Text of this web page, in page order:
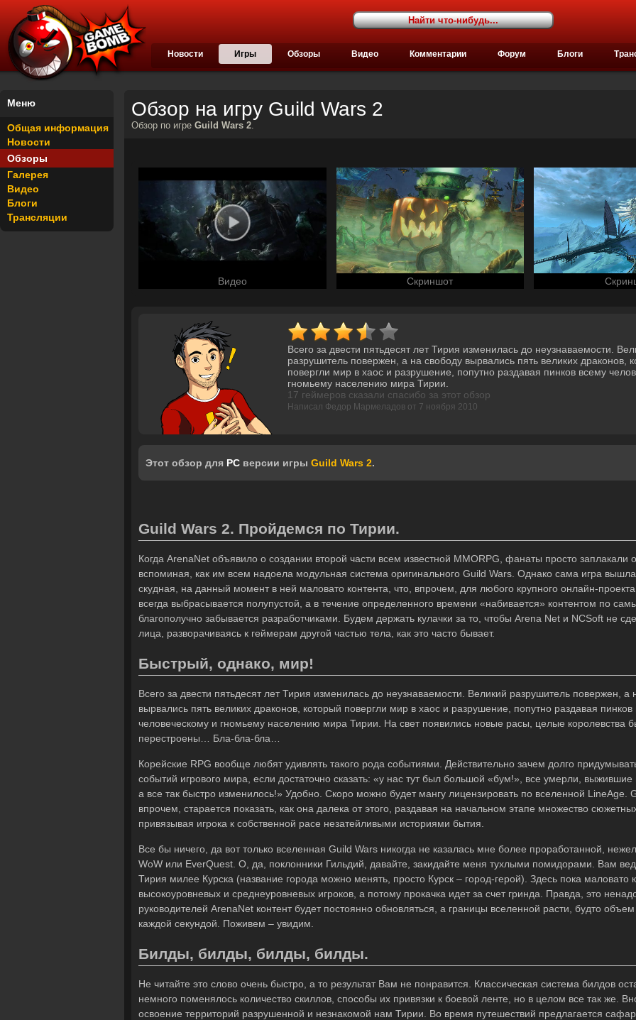
Новости Игры Обзоры Видео Комментарии Форум Блоги
Меню
Общая информация
Новости
Обзоры
Галерея
Видео
Блоги
Трансляции
Обзор на игру Guild Wars 2
Обзор по игре Guild Wars 2.
Видео Скриншот
Всего за двести пятьдесят лет Тирия изменилась до неузнаваемости.
разрушитель повержен, а на свободу вырвались пять великих драконов,
повергли мир в хаос и разрушение, попутно раздавая пинков всему
гномьему населению мира Тирии.
17 геймеров сказали спасибо за этот обзор
Написал Федор Мармеладов от 7 ноября 2010
Этот обзор для PC версии игры Guild Wars 2.
Guild Wars 2. Пройдемся по Тирии.
Когда ArenaNet объявило о создании второй части всем известной MMORPG, фанаты просто заплакали
вспоминая, как им всем надоела модульная система оригинального Guild Wars. Однако сама игра
скудная, на данный момент в ней маловато контента, что, впрочем, для любого крупного онлайн-
всегда выбрасывается полупустой, а в течение определенного времени «набивается» контентом по
благополучно забывается разработчиками. Будем держать кулачки за то, чтобы Arena Net и NCSoft не
лица, разворачиваясь к геймерам другой частью тела, как это часто бывает.
Быстрый, однако, мир!
Всего за двести пятьдесят лет Тирия изменилась до неузнаваемости. Великий разрушитель повержен, а
вырвались пять великих драконов, который повергли мир в хаос и разрушение, попутно раздавая пинков
человеческому и гномьему населению мира Тирии. На свет появились новые расы, целые королевства
перестроены… Бла-бла-бла…
Корейские RPG вообще любят удивлять такого рода событиями. Действительно зачем долго
событий игрового мира, если достаточно сказать: «у нас тут был большой «бум!», все умерли,
а все так быстро изменилось!» Удобно. Скоро можно будет мангу лицензировать по вселенной LineAge.
впрочем, старается показать, как она далека от этого, раздавая на начальном этапе множество
привязывая игрока к собственной расе незатейливыми историями бытия.
Все бы ничего, да вот только вселенная Guild Wars никогда не казалась мне более проработанной,
WoW или EverQuest. О, да, поклонники Гильдий, давайте, закидайте меня тухлыми помидорами. Вам
Тирия милее Курска (название города можно менять, просто Курск – город-герой). Здесь пока маловато
высокоуровневых и среднеуровневых игроков, а потому прокачка идет за счет гринда. Правда, это
руководителей ArenaNet контент будет постоянно обновляться, а границы вселенной расти, будто
каждой секундой. Поживем – увидим.
Билды, билды, билды, билды.
Не читайте это слово очень быстро, а то результат Вам не понравится. Классическая система билдов
немного поменялось количество скиллов, способы их привязки к боевой ленте, но в целом все так же.
освоение территорий разрушенной и незнакомой нам Тирии. Во время путешествий предлагается